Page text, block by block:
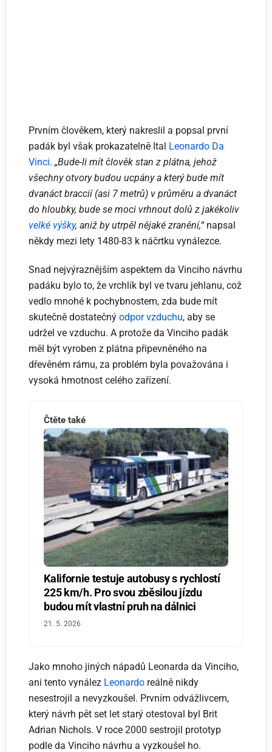
Prvním člověkem, který nakreslil a popsal první
padák byl však prokazatelně Ital Leonardo Da
Vinci.„Bude-li mít člověk stan z plátna, jehož
všechny otvory budou ucpány a který bude mít
dvanáct braccií (asi 7 metrů) v průměru a dvanáct
do hloubky, bude se moci vrhnout dolů z jakékoliv
velké výšky, aniž by utrpěl nějaké zranění,“napsal
někdy mezi lety 1480-83 k náčrtku vynálezce.
Snad nejvýraznějším aspektem da Vinciho návrhu
padáku bylo to, že vrchlík byl ve tvaru jehlanu, což
vedlo mnohé k pochybnostem, zda bude mít
skutečně dostatečnýodpor vzduchu, aby se
udržel ve vzduchu. A protože da Vinciho padák
měl být vyroben z plátna připevněného na
dřevěném rámu, za problém byla považována i
vysoká hmotnost celého zařízení.
Čtěte také
Kalifornie testuje autobusy s rychlostí
225 km/h. Pro svou zběsilou jízdu
budou mít vlastní pruh na dálnici
21. 5. 2026
Jako mnoho jiných nápadů Leonarda da Vinciho,
ani tento vynález Leonardo reálně nikdy
nesestrojil a nevyzkoušel. Prvním odvážlivcem,
který návrh pět set let starý otestoval byl Brit
Adrian Nichols. V roce 2000 sestrojil prototyp
podle da Vinciho návrhu a vyzkoušel ho.